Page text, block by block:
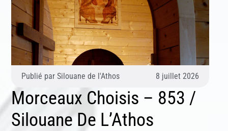
Publié par Silouane de l'Athos 8 juillet 2026
Morceaux Choisis – 853 /
Silouane De L’Athos